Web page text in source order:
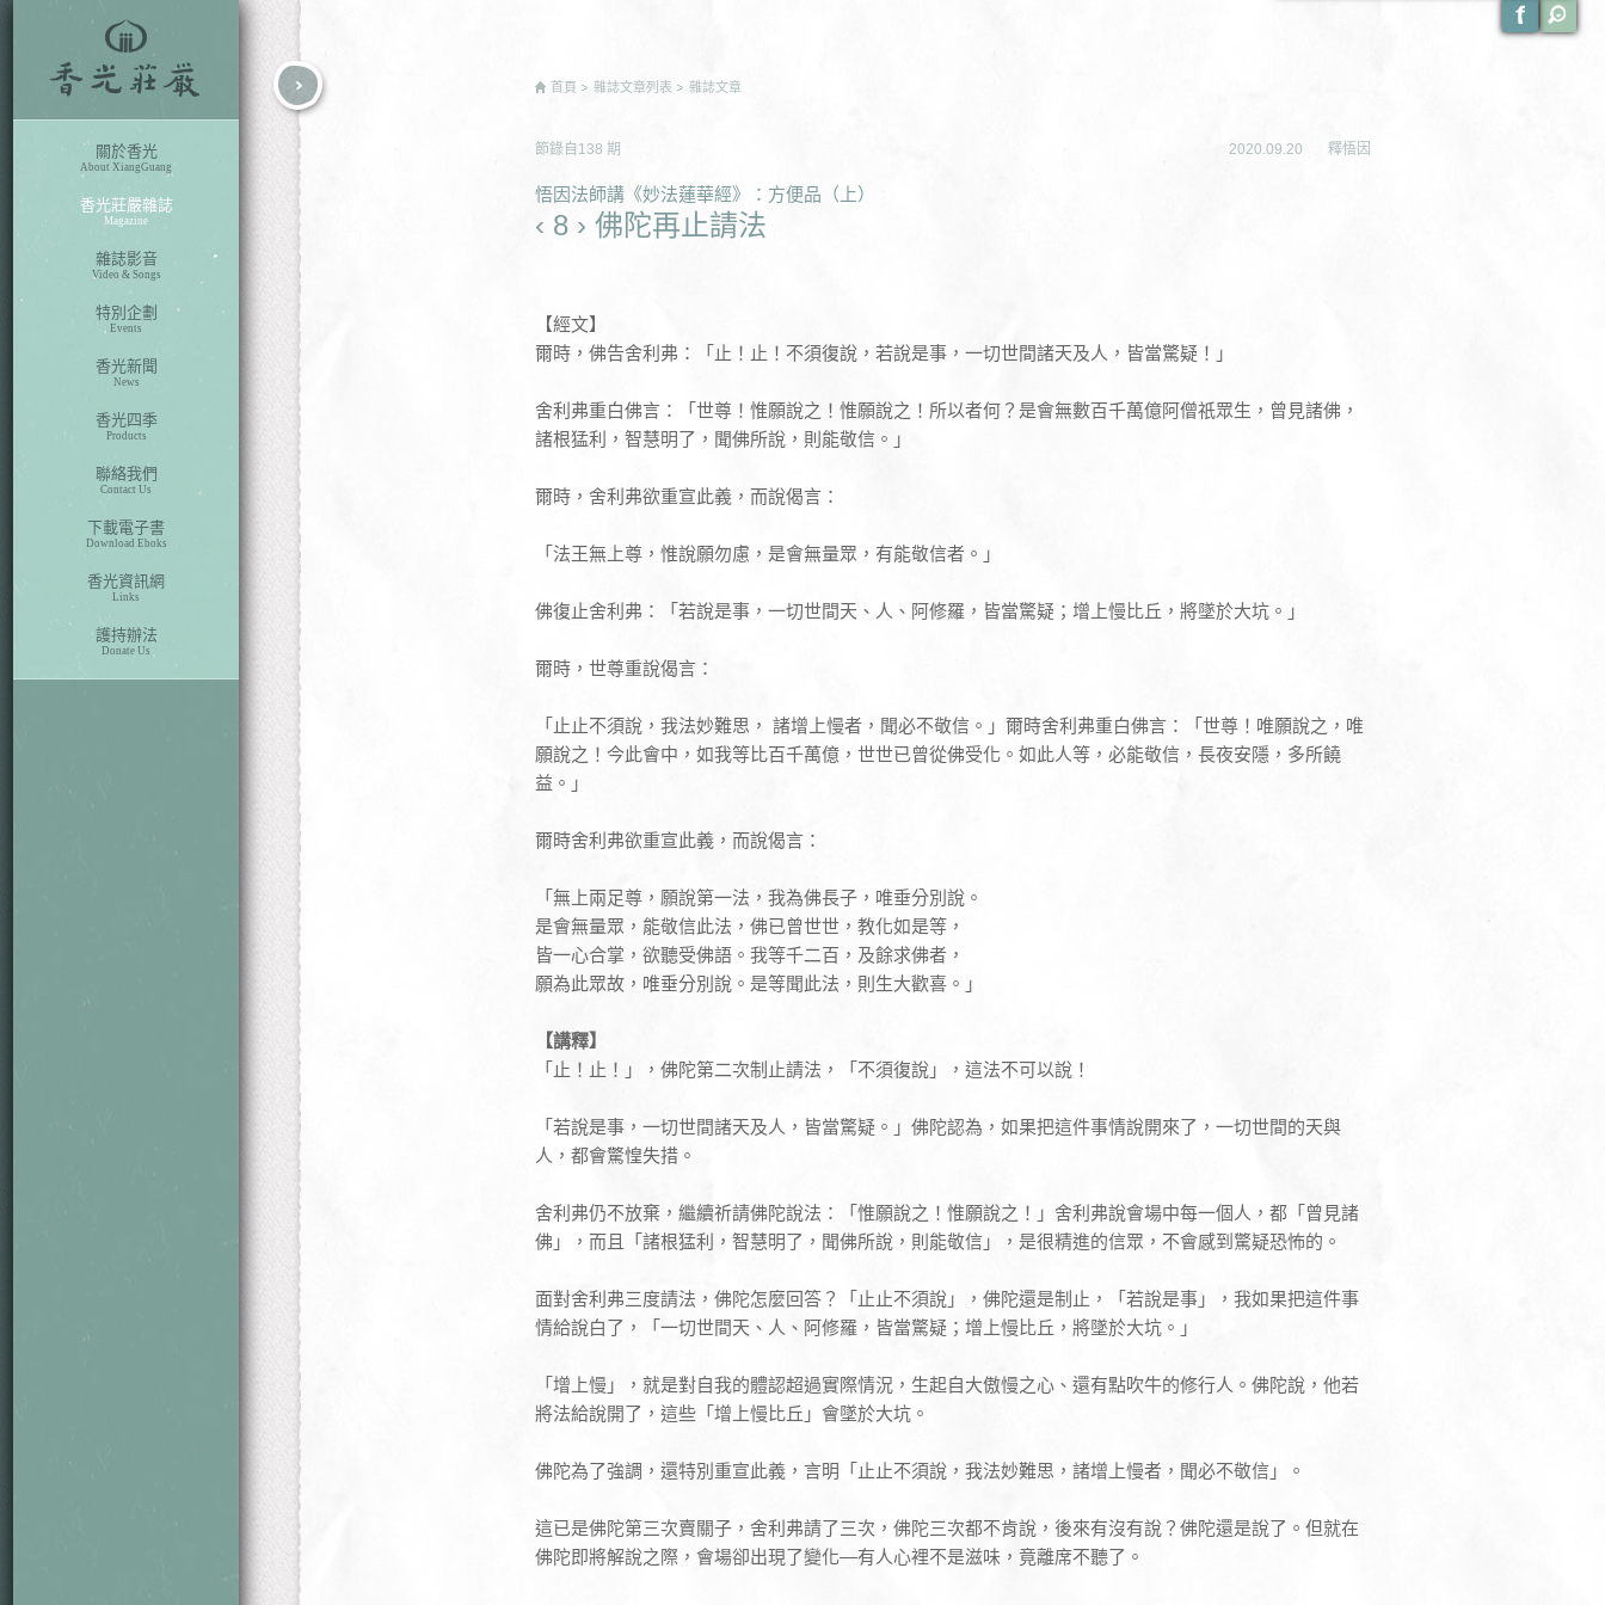
關於香光
About XiangGuang
香光莊嚴雜誌
Magazine
雜誌影音
Video & Songs
特別企劃
Events
香光新聞
News
香光四季
Products
聯絡我們
Contact Us
下載電子書
Download Eboks
香光資訊網
Links
護持辦法
Donate Us
首頁 雜誌文章列表 雜誌文章
節錄自 138 期 2020.09.20 釋悟因
悟因法師講《妙法蓮華經》：方便品（上）
‹ 8 › 佛陀再止請法
【經文】
爾時，佛告舍利弗：「止！止！不須復說，若說是事，一切世間諸天及人，皆當驚疑！」
舍利弗重白佛言：「世尊！惟願說之！惟願說之！所以者何？是會無數百千萬億阿僧祇眾生，曾見諸佛，
諸根猛利，智慧明了，聞佛所說，則能敬信。」
爾時，舍利弗欲重宣此義，而說偈言：
「法王無上尊，惟說願勿慮，是會無量眾，有能敬信者。」
佛復止舍利弗：「若說是事，一切世間天、人、阿修羅，皆當驚疑；增上慢比丘，將墜於大坑。」
爾時，世尊重說偈言：
「止止不須說，我法妙難思， 諸增上慢者，聞必不敬信。」爾時舍利弗重白佛言：「世尊！唯願說之，唯
願說之！今此會中，如我等比百千萬億，世世已曾從佛受化。如此人等，必能敬信，長夜安隱，多所饒
益。」
爾時舍利弗欲重宣此義，而說偈言：
「無上兩足尊，願說第一法，我為佛長子，唯垂分別說。
是會無量眾，能敬信此法，佛已曾世世，教化如是等，
皆一心合掌，欲聽受佛語。我等千二百，及餘求佛者，
願為此眾故，唯垂分別說。是等聞此法，則生大歡喜。」
【講釋】
「止！止！」，佛陀第二次制止請法，「不須復說」，這法不可以說！
「若說是事，一切世間諸天及人，皆當驚疑。」佛陀認為，如果把這件事情說開來了，一切世間的天與
人，都會驚惶失措。
舍利弗仍不放棄，繼續祈請佛陀說法：「惟願說之！惟願說之！」舍利弗說會場中每一個人，都「曾見諸
佛」，而且「諸根猛利，智慧明了，聞佛所說，則能敬信」，是很精進的信眾，不會感到驚疑恐怖的。
面對舍利弗三度請法，佛陀怎麼回答？「止止不須說」，佛陀還是制止，「若說是事」，我如果把這件事
情給說白了，「一切世間天、人、阿修羅，皆當驚疑；增上慢比丘，將墜於大坑。」
「增上慢」，就是對自我的體認超過實際情況，生起自大傲慢之心、還有點吹牛的修行人。佛陀說，他若
將法給說開了，這些「增上慢比丘」會墜於大坑。
佛陀為了強調，還特別重宣此義，言明「止止不須說，我法妙難思，諸增上慢者，聞必不敬信」。
這已是佛陀第三次賣關子，舍利弗請了三次，佛陀三次都不肯說，後來有沒有說？佛陀還是說了。但就在
佛陀即將解說之際，會場卻出現了變化—有人心裡不是滋味，竟離席不聽了。